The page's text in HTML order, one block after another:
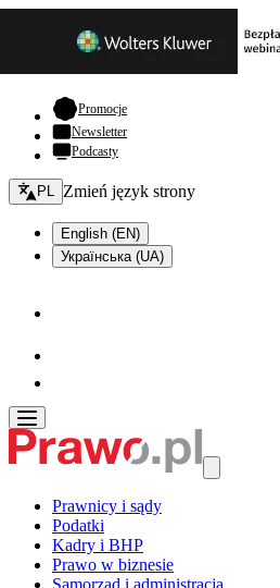
Promocje- otwiera się w nowej karcie
Newsletter
Podcasty
Zmień język - bieżący:
PL Zmień język strony
English (EN)
Українська (UA)
Prawnicy i sądy
Podatki
Kadry i BHP
Prawo w biznesie